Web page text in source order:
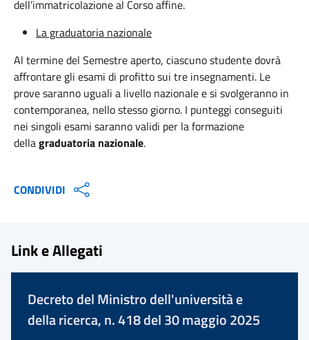
dell’immatricolazione al Corso affine.
La graduatoria nazionale
Al termine del Semestre aperto, ciascuno studente dovrà
affrontare gli esami di profitto sui tre insegnamenti. Le
prove saranno uguali a livello nazionale e si svolgeranno in
contemporanea, nello stesso giorno. I punteggi conseguiti
nei singoli esami saranno validi per la formazione
dellagraduatoria nazionale.
CONDIVIDI
Link e Allegati
Decreto del Ministro dell'università e
della ricerca, n. 418 del 30 maggio 2025